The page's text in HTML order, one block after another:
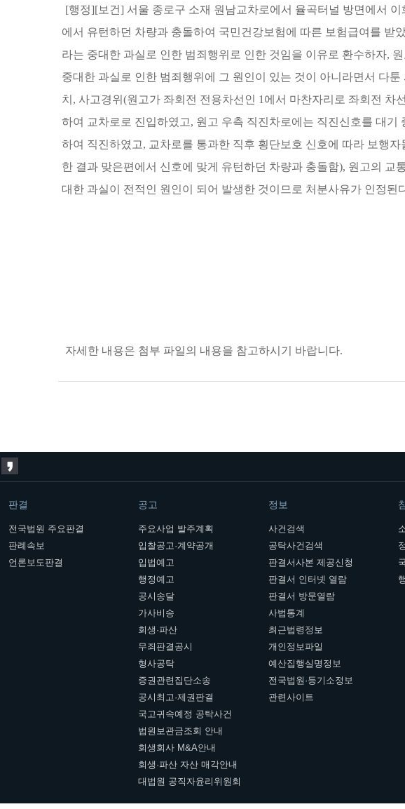
[행정][보건] 서울 종로구 소재 원남교차로에서 율곡터널 방면에서
에서 유턴하던 차량과 충돌하여 국민건강보험에 따른 보험급여를 받
라는 중대한 과실로 인한 범죄행위로 인한 것임을 이유로 환수하자,
중대한 과실로 인한 범죄행위에 그 원인이 있는 것이 아니라면서 다
치, 사고경위(원고가 좌회전 전용차선인 1에서 마찬자리로 좌회전 차
하여 교차로로 진입하였고, 원고 우측 직진차로에는 직진신호를 대
하여 직진하였고, 교차로를 통과한 직후 횡단보호 신호에 따라 보행
한 결과 맞은편에서 신호에 맞게 유턴하던 차량과 충돌함), 원고의 교
대한 과실이 전적인 원인이 되어 발생한 것이므로 처분사유가 인정된
자세한 내용은 첨부 파일의 내용을 참고하시기 바랍니다.
판결
전국법원 주요판결
판례속보
언론보도판결
공고
주요사업 발주계획
입찰공고·계약공개
입법예고
행정예고
공시송달
가사비송
회생·파산
무죄판결공시
형사공탁
증권관련집단소송
공시최고·제권판결
국고귀속예정 공탁사건
법원보관금조회 안내
회생회사 M&A안내
회생·파산 자산 매각안내
대법원 공직자윤리위원회
정보
사건검색
공탁사건검색
판결서사본 제공신청
판결서 인터넷 열람
판결서 방문열람
사법통계
최근법령정보
개인정보파일
예산집행실명정보
전국법원·등기소정보
관련사이트